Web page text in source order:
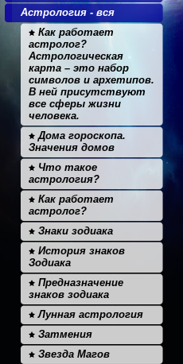
Астрология - вся
Как работает
астролог?
Астрологическая
карта – это набор
символов и архетипов.
В ней присутствуют
все сферы жизни
человека.
Дома гороскопа.
Значения домов
Что такое
астрология?
Как работает
астролог?
Знаки зодиака
История знаков
Зодиака
Предназначение
знаков зодиака
Лунная астрология
Затмения
Звезда Магов